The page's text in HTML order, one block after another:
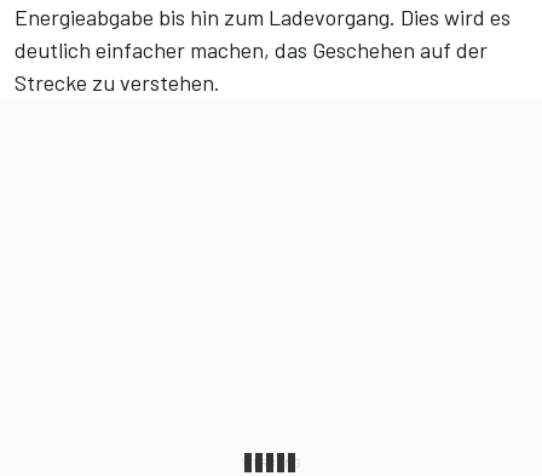
Energieabgabe bis hin zum Ladevorgang. Dies wird es
deutlich einfacher machen, das Geschehen auf der
Strecke zu verstehen.